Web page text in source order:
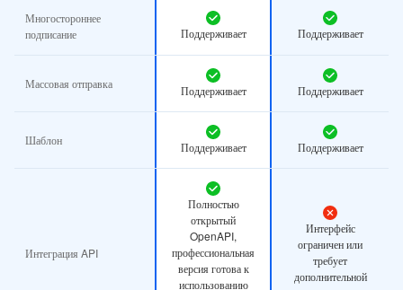
Многостороннее
подписание
Поддерживает Поддерживает
Массовая отправка Поддерживает Поддерживает
Шаблон Поддерживает Поддерживает
Интеграция API
Полностью
открытый
OpenAPI,
профессиональная
версия готова к
использованию
Интерфейс
ограничен или
требует
дополнительной